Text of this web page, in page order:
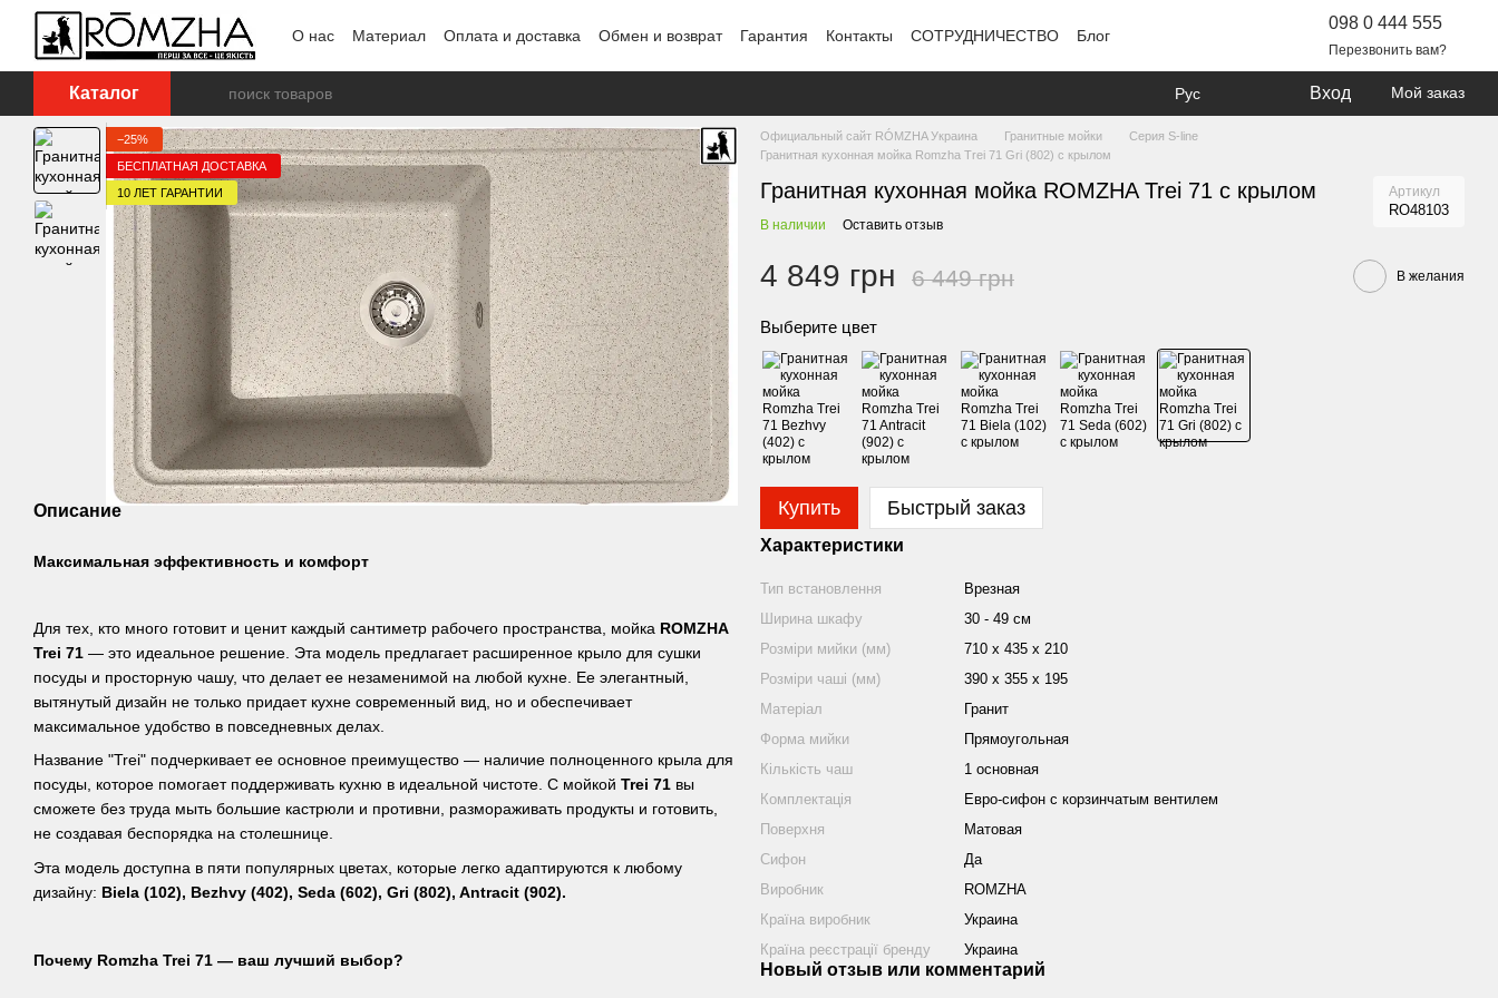
Перейти к основному контенту
О нас
Материал Оплата и доставка Обмен и возврат Гарантия Контакты СОТРУДНИЧЕСТВО Блог
098 0 444 555
Перезвонить вам?
Каталог Рус Вход Мой заказ
−25%
БЕСПЛАТНАЯ ДОСТАВКА
10 ЛЕТ ГАРАНТИИ
Описание
Максимальная эффективность и комфорт
Для тех, кто много готовит и ценит каждый сантиметр рабочего пространства, мойка ROMZHA
Trei 71 — это идеальное решение. Эта модель предлагает расширенное крыло для сушки
посуды и просторную чашу, что делает ее незаменимой на любой кухне. Ее элегантный,
вытянутый дизайн не только придает кухне современный вид, но и обеспечивает
максимальное удобство в повседневных делах.
Название "Trei" подчеркивает ее основное преимущество — наличие полноценного крыла для
посуды, которое помогает поддерживать кухню в идеальной чистоте. С мойкой Trei 71 вы
сможете без труда мыть большие кастрюли и противни, размораживать продукты и готовить,
не создавая беспорядка на столешнице.
Эта модель доступна в пяти популярных цветах, которые легко адаптируются к любому
дизайну: Biela (102), Bezhvy (402), Seda (602), Gri (802), Antracit (902).
Почему Romzha Trei 71 — ваш лучший выбор?
Официальный сайт RÓMZHA Украина Гранитные мойки
Серия S-line
Гранитная кухонная мойка Romzha Trei 71 Gri (802) с крылом
Гранитная кухонная мойка ROMZHA Trei 71 с крылом Артикул
RO48103
В наличии Оставить отзыв
4 849 грн 6 449 грн В желания
Выберите цвет
Купить Быстрый заказ
Характеристики
Тип встановлення
Врезная
Ширина шкафу
30 - 49 см
Розміри мийки (мм)
710 х 435 х 210
Розміри чаші (мм)
390 х 355 х 195
Матеріал
Гранит
Форма мийки
Прямоугольная
Кількість чаш
1 основная
Комплектація
Евро-сифон с корзинчатым вентилем
Поверхня
Матовая
Сифон
Да
Виробник
ROMZHA
Країна виробник
Украина
Країна реєстрації бренду
Украина
Новый отзыв или комментарий